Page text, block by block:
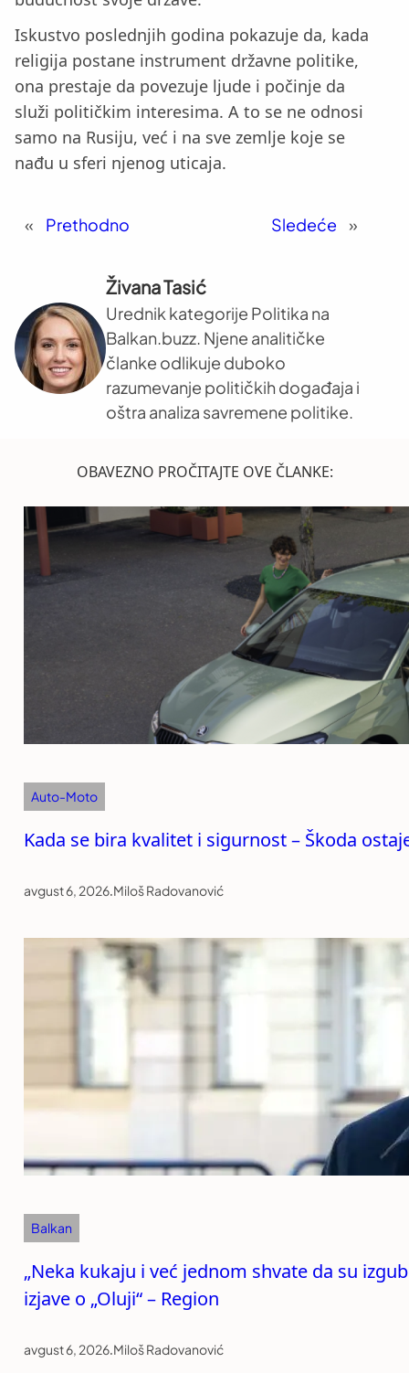
Iskustvo poslednjih godina pokazuje da, kada
religija postane instrument državne politike,
ona prestaje da povezuje ljude i počinje da
služi političkim interesima. A to se ne odnosi
samo na Rusiju, već i na sve zemlje koje se
nađu u sferi njenog uticaja.
« Prethodno Sledeće »
Živana Tasić
Urednik kategorije Politika na
Balkan.buzz. Njene analitičke
članke odlikuje duboko
razumevanje političkih događaja i
oštra analiza savremene politike.
OBAVEZNO PROČITAJTE OVE ČLANKE:
Auto-Moto
Kada se bira kvalitet i sigurnost – Škoda
avgust 6, 2026.Miloš Radovanović
Balkan
„Neka kukaju i već jednom shvate da su
izjave o „Oluji“ – Region
avgust 6, 2026.Miloš Radovanović